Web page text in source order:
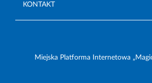
KONTAKT
Miejska Platforma Internetowa